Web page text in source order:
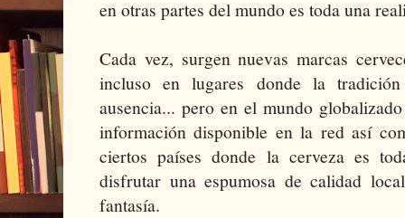
en otras partes del mundo es toda una
Cada vez, surgen nuevas marcas
incluso en lugares donde la
ausencia... pero en el mundo
información disponible en la red así
ciertos países donde la cerveza es
disfrutar una espumosa de calidad
fantasía.